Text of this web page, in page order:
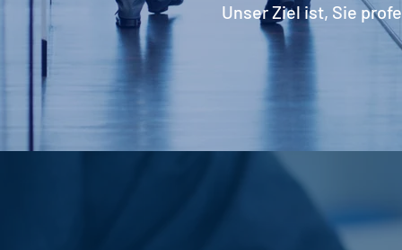
Unser Ziel ist, Sie